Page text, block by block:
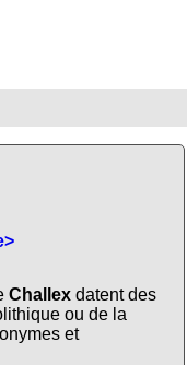
Challexdatent des
ou de la
et